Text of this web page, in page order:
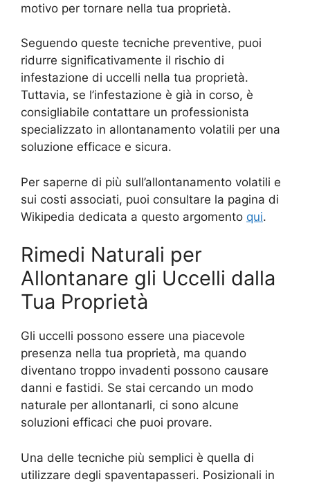
motivo per tornare nella tua proprietà.
Seguendo queste tecniche preventive, puoi
ridurre significativamente il rischio di
infestazione di uccelli nella tua proprietà.
Tuttavia, se l’infestazione è già in corso, è
consigliabile contattare un professionista
specializzato in allontanamento volatili per una
soluzione efficace e sicura.
Per saperne di più sull’allontanamento volatili e
sui costi associati, puoi consultare la pagina di
Wikipedia dedicata a questo argomento qui.
Rimedi Naturali per
Allontanare gli Uccelli dalla
Tua Proprietà
Gli uccelli possono essere una piacevole
presenza nella tua proprietà, ma quando
diventano troppo invadenti possono causare
danni e fastidi. Se stai cercando un modo
naturale per allontanarli, ci sono alcune
soluzioni efficaci che puoi provare.
Una delle tecniche più semplici è quella di
utilizzare degli spaventapasseri. Posizionali in